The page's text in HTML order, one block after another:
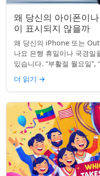
왜 당신의 아이폰이
이 표시되지 않을까
왜 당신의 iPhone 또는
나요 은행 휴일이나 국경일
있습니다. “부활절 월요일”,
네요. iPhon...
더 읽기 →